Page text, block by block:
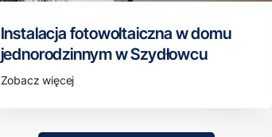
Instalacja fotowoltaiczna w domu
jednorodzinnym w Szydłowcu
Zobacz więcej